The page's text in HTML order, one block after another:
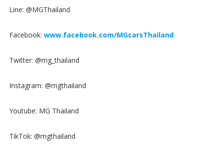
Line: @MGThailand
Facebook: www.facebook.com/MGcarsThailand
Twitter: @mg_thailand
Instagram: @mgthailand
Youtube: MG Thailand
TikTok: @mgthailand